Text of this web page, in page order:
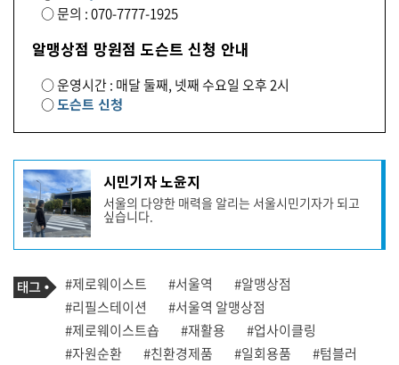
○ 문의 : 070-7777-1925
알맹상점 망원점 도슨트 신청 안내
○ 운영시간 : 매달 둘째, 넷째 수요일 오후 2시
○도슨트 신청
기
사
작
성
자
프
필
시민기자 노윤지
서울의 다양한 매력을 알리는 서울시민기자가 되고
싶습니다.
기
사
관
련
태
그
태
그
#제로웨이스트 #서울역
#알맹상점
#리필스테이션
#서울역 알맹상점
#제로웨이스트숍
#재활용
#업사이클링
#자원순환
#친환경제품 #일회용품
#텀블러